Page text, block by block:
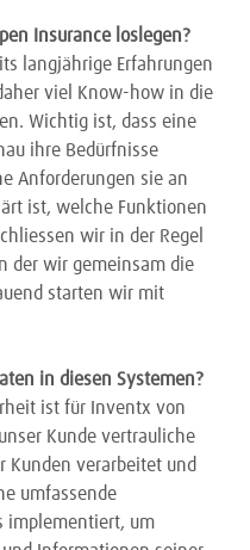
Insurance loslegen?
langjährige Erfahrungen
viel Know-how in die
Wichtig ist, dass eine
ihre Bedürfnisse
Anforderungen sie an
ist, welche Funktionen
wir in der Regel
der wir gemeinsam die
starten wir mit
in diesen Systemen?
ist für Inventx von
Kunde vertrauliche
Kunden verarbeitet und
umfassende
implementiert, um